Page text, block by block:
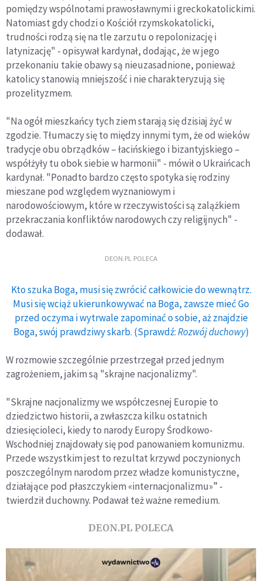
pomiędzy wspólnotami prawosławnymi i greckokatolickimi.
Natomiast gdy chodzi o Kościół rzymskokatolicki,
trudności rodzą się na tle zarzutu o repolonizację i
latynizację" - opisywał kardynał, dodając, że w jego
przekonaniu takie obawy są nieuzasadnione, ponieważ
katolicy stanowią mniejszość i nie charakteryzują się
prozelityzmem.
"Na ogół mieszkańcy tych ziem starają się dzisiaj żyć w
zgodzie. Tłumaczy się to między innymi tym, że od wieków
tradycje obu obrządków – łacińskiego i bizantyjskiego –
współżyły tu obok siebie w harmonii" - mówił o Ukraińcach
kardynał. "Ponadto bardzo często spotyka się rodziny
mieszane pod względem wyznaniowym i
narodowościowym, które w rzeczywistości są zalążkiem
przekraczania konfliktów narodowych czy religijnych" -
dodawał.
DEON.PL POLECA
Kto szuka Boga, musi się zwrócić całkowicie do wewnątrz.
Musi się wciąż ukierunkowywać na Boga, zawsze mieć Go
przed oczyma i wytrwale zapominać o sobie, aż znajdzie
Boga, swój prawdziwy skarb. (Sprawdź:Rozwój duchowy)
W rozmowie szczególnie przestrzegał przed jednym
zagrożeniem, jakim są "skrajne nacjonalizmy".
"Skrajne nacjonalizmy we współczesnej Europie to
dziedzictwo historii, a zwłaszcza kilku ostatnich
dziesięcioleci, kiedy to narody Europy Środkowo-
Wschodniej znajdowały się pod panowaniem komunizmu.
Przede wszystkim jest to rezultat krzywd poczynionych
poszczególnym narodom przez władze komunistyczne,
działające pod płaszczykiem «internacjonalizmu»” -
twierdził duchowny. Podawał też ważne remedium.
DEON.PL POLECA